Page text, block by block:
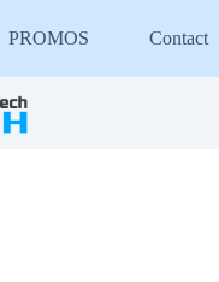
PROMOS Contact